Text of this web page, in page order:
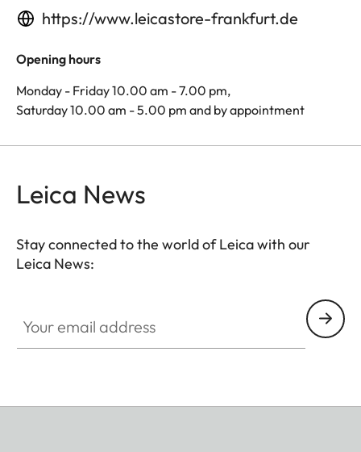
https://www.leicastore-frankfurt.de
Opening hours
Monday - Friday 10.00 am - 7.00 pm,
Saturday 10.00 am - 5.00 pm and by appointment
Leica News
Stay connected to the world of Leica with our
Leica News: